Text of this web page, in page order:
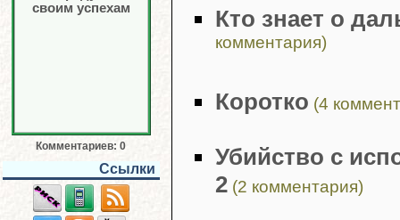
Комментариев: 0
Ссылки
Кто знает о
комментария)
Коротко (4
Убийство с
2 (2 комментария)